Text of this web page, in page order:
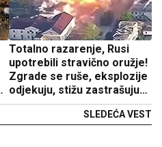
Totalno razarenje, Rusi
upotrebili stravično oružje!
Zgrade se ruše, eksplozije
odjekuju, stižu zastrašujući
snimci (VIDEO)
SLEDEĆA VEST